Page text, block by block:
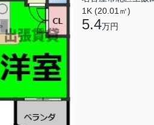
1K (20.01㎡)
5.4万円